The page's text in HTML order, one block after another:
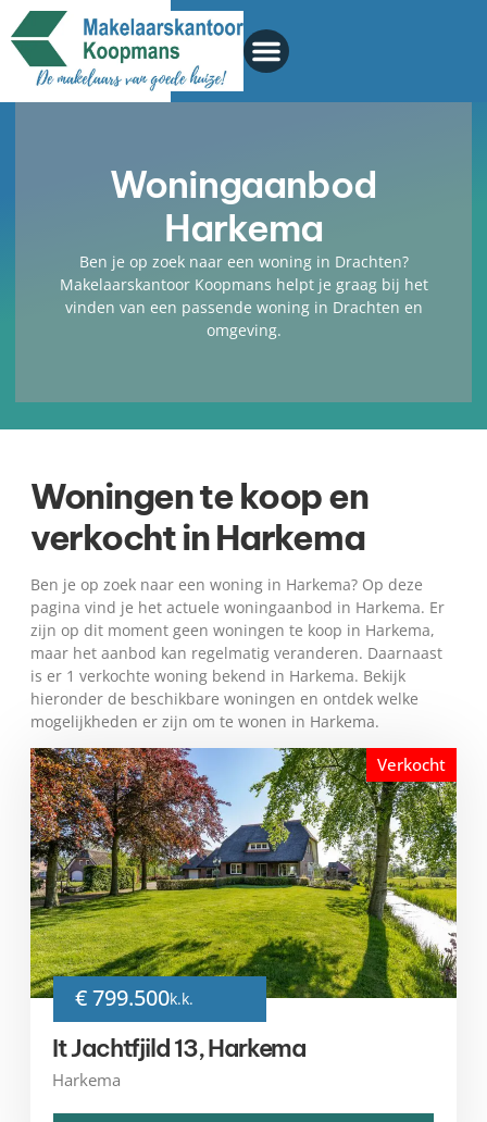
Woningaanbod
Harkema
Ben je op zoek naar een woning in Drachten?
Makelaarskantoor Koopmans helpt je graag bij het
vinden van een passende woning in Drachten en
omgeving.
Woningen te koop en
verkocht in Harkema
Ben je op zoek naar een woning in Harkema? Op deze
pagina vind je het actuele woningaanbod in Harkema. Er
zijn op dit moment geen woningen te koop in Harkema,
maar het aanbod kan regelmatig veranderen. Daarnaast
is er 1 verkochte woning bekend in Harkema. Bekijk
hieronder de beschikbare woningen en ontdek welke
mogelijkheden er zijn om te wonen in Harkema.
Verkocht
€ 799.500k.k.
It Jachtfjild 13, Harkema
Harkema